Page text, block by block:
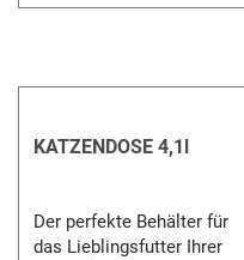
KATZENDOSE 4,1l
Der perfekte Behälter für
das Lieblingsfutter Ihrer